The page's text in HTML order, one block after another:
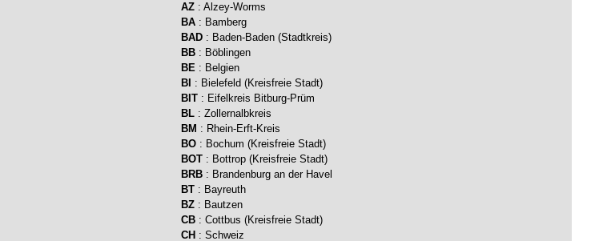
AZ : Alzey-Worms
BA : Bamberg
BAD : Baden-Baden (Stadtkreis)
BB : Böblingen
BE : Belgien
BI : Bielefeld (Kreisfreie Stadt)
BIT : Eifelkreis Bitburg-Prüm
BL : Zollernalbkreis
BM : Rhein-Erft-Kreis
BO : Bochum (Kreisfreie Stadt)
BOT : Bottrop (Kreisfreie Stadt)
BRB : Brandenburg an der Havel
BT : Bayreuth
BZ : Bautzen
CB : Cottbus (Kreisfreie Stadt)
CH : Schweiz